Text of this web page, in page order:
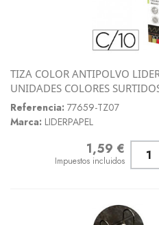
TIZA COLOR ANTIPOLVO
UNIDADES COLORES
Referencia: 77659-TZ07
Marca: LIDERPAPEL
1,59 €
Impuestos incluidos